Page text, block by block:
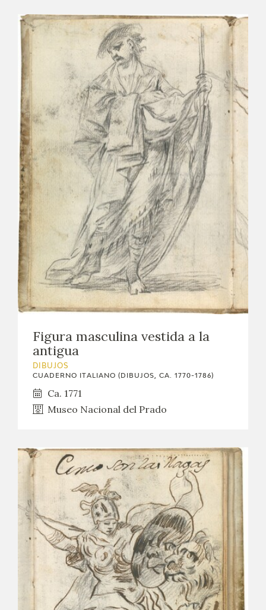
Figura masculina vestida a la
antigua
DIBUJOS
CUADERNO ITALIANO (DIBUJOS, CA. 1770-1786)
Ca. 1771
Museo Nacional del Prado